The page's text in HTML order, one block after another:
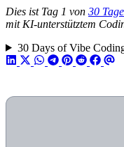
Dies ist Tag 1 von 30
mit KI-unterstütztem
30 Days of Vibe